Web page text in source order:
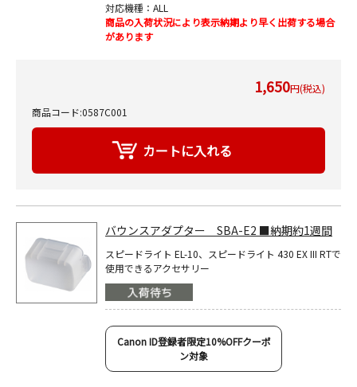
対応機種：ALL
商品の入荷状況により表示納期より早く出荷する場合
があります
1,650円(税込)
商品コード:0587C001
バウンスアダプター SBA-E2 ■納期約1週間
スピードライト EL-10、スピードライト 430 EX III RTで
使用できるアクセサリー
Canon ID登録者限定10%OFFクーポ
ン対象